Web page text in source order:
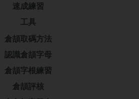
速成練習
工具
倉頡取碼方法
認識倉頡字母
倉頡字根練習
倉頡評核